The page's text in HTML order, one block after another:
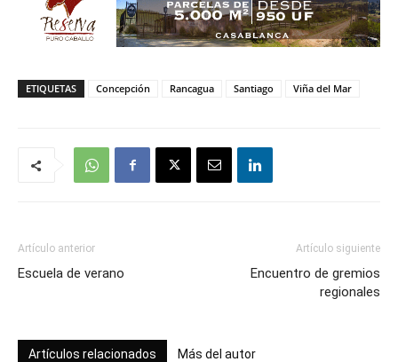
ETIQUETAS Concepción Rancagua Santiago Viña del Mar
Artículo anterior
Escuela de verano
Artículo siguiente
Encuentro de gremios
regionales
Artículos relacionados Más del autor